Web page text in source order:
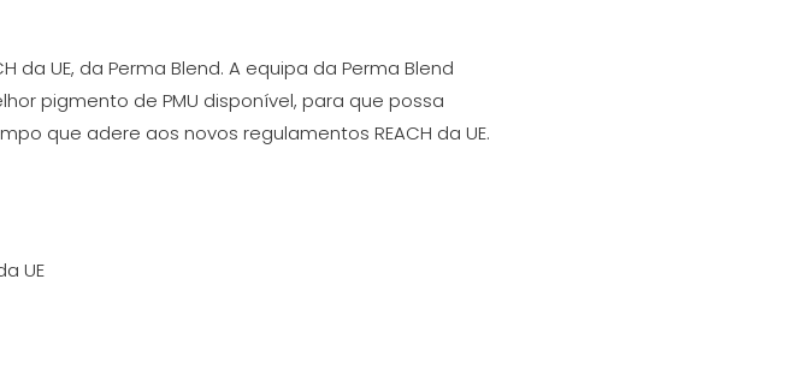
UE, da Perma Blend. A equipa da Perma Blend
pigmento de PMU disponível, para que possa
que adere aos novos regulamentos REACH da UE.
UE